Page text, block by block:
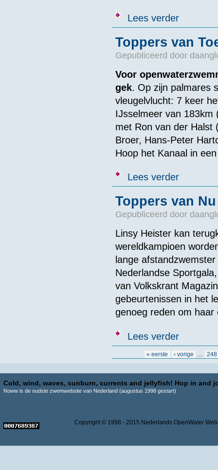
Lees verderover Toppers
Toppers van
Gepubliceerd door
Voor
gek. Op zijn palmares
vleugelvlucht: 7 keer
IJsselmeer van 183km
met Ron van der Halst
Broer, Hans-Peter
Hoop het Kanaal in
Lees verderover Toppers
Toppers van
Gepubliceerd door
Linsy Heister kan
wereldkampioen
lange
Nederlandse
van Volkskrant
gebeurtenissen in het
genoeg reden om
Lees verderover Toppers
« eerste ‹ vorige 248
Cold, wind, waves, sunburn, currents and jellyfish! Hop in and
Noww is de oudste zwemwebsite van Nederland (augustus 1998 gestart)
Copyright © 1998 - 2015 Nederlands OpenWater